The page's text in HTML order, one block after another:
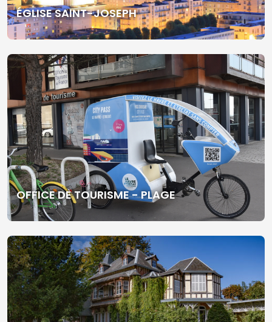
ÉGLISE SAINT-JOSEPH
OFFICE DE TOURISME - PLAGE